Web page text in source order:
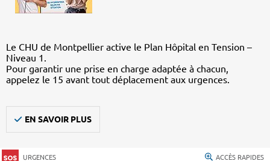
Le CHU de Montpellier active le Plan Hôpital en Tension –
Niveau 1.
Pour garantir une prise en charge adaptée à chacun,
appelez le 15 avant tout déplacement aux urgences.
EN SAVOIR PLUS
URGENCES ACCÈS RAPIDES